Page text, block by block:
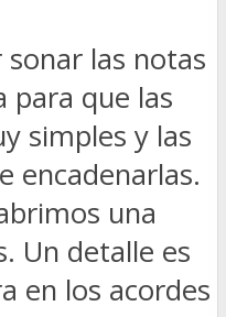
sonar las notas
para que las
simples y las
encadenarlas.
una
Un detalle es
en los acordes